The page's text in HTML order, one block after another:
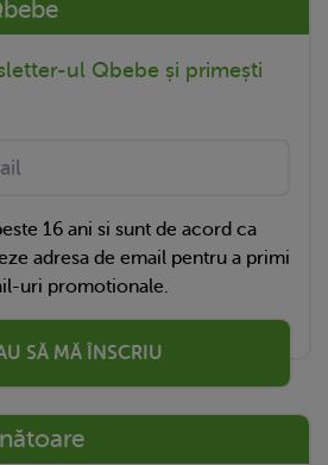
ul Qbebe și primești
16 ani si sunt de acord ca
adresa de email pentru a primi
uri promotionale.
SĂ MĂ ÎNSCRIU